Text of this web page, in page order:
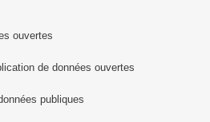
ouvertes
de données ouvertes
publiques